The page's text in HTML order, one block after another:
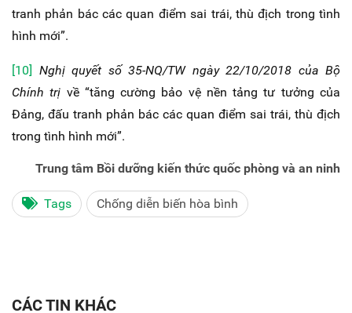
tranh phản bác các quan điểm sai trái, thù địch trong tình
hình mới”.
[10] Nghị quyết số 35-NQ/TW ngày 22/10/2018 của Bộ
Chính trị về “tăng cường bảo vệ nền tảng tư tưởng của
Đảng, đấu tranh phản bác các quan điểm sai trái, thù địch
trong tình hình mới”.
Trung tâm Bồi dưỡng kiến thức quốc phòng và an ninh
Tags Chống diễn biến hòa bình
CÁC TIN KHÁC